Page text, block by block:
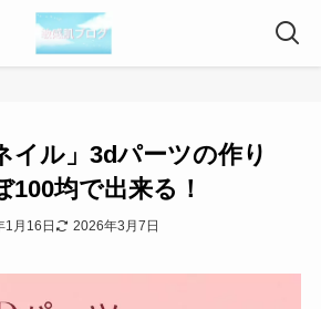
イル」3dパーツの作り
100均で出来る！
1月16日 2026年3月7日